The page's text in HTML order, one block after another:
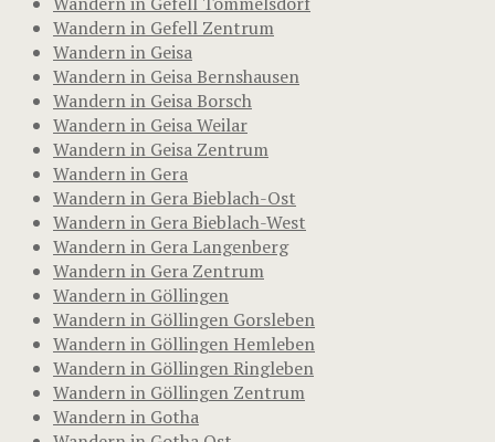
Wandern in Gefell Zentrum
Wandern in Geisa
Wandern in Geisa Bernshausen
Wandern in Geisa Borsch
Wandern in Geisa Weilar
Wandern in Geisa Zentrum
Wandern in Gera
Wandern in Gera Bieblach-Ost
Wandern in Gera Bieblach-West
Wandern in Gera Langenberg
Wandern in Gera Zentrum
Wandern in Göllingen
Wandern in Göllingen Gorsleben
Wandern in Göllingen Hemleben
Wandern in Göllingen Ringleben
Wandern in Göllingen Zentrum
Wandern in Gotha